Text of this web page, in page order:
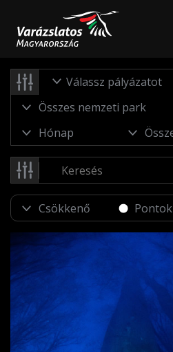
Válassz pályázatot
Pontok